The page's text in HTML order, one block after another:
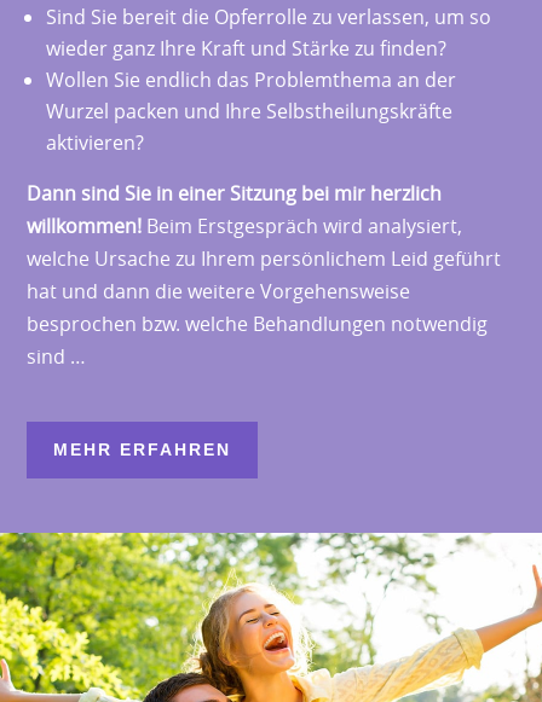
Sind Sie bereit die Opferrolle zu verlassen, um so
wieder ganz Ihre Kraft und Stärke zu finden?
Wollen Sie endlich das Problemthema an der
Wurzel packen und Ihre Selbstheilungskräfte
aktivieren?
Dann sind Sie in einer Sitzung bei mir herzlich
willkommen! Beim Erstgespräch wird analysiert,
welche Ursache zu Ihrem persönlichem Leid geführt
hat und dann die weitere Vorgehensweise
besprochen bzw. welche Behandlungen notwendig
sind …
MEHR ERFAHREN